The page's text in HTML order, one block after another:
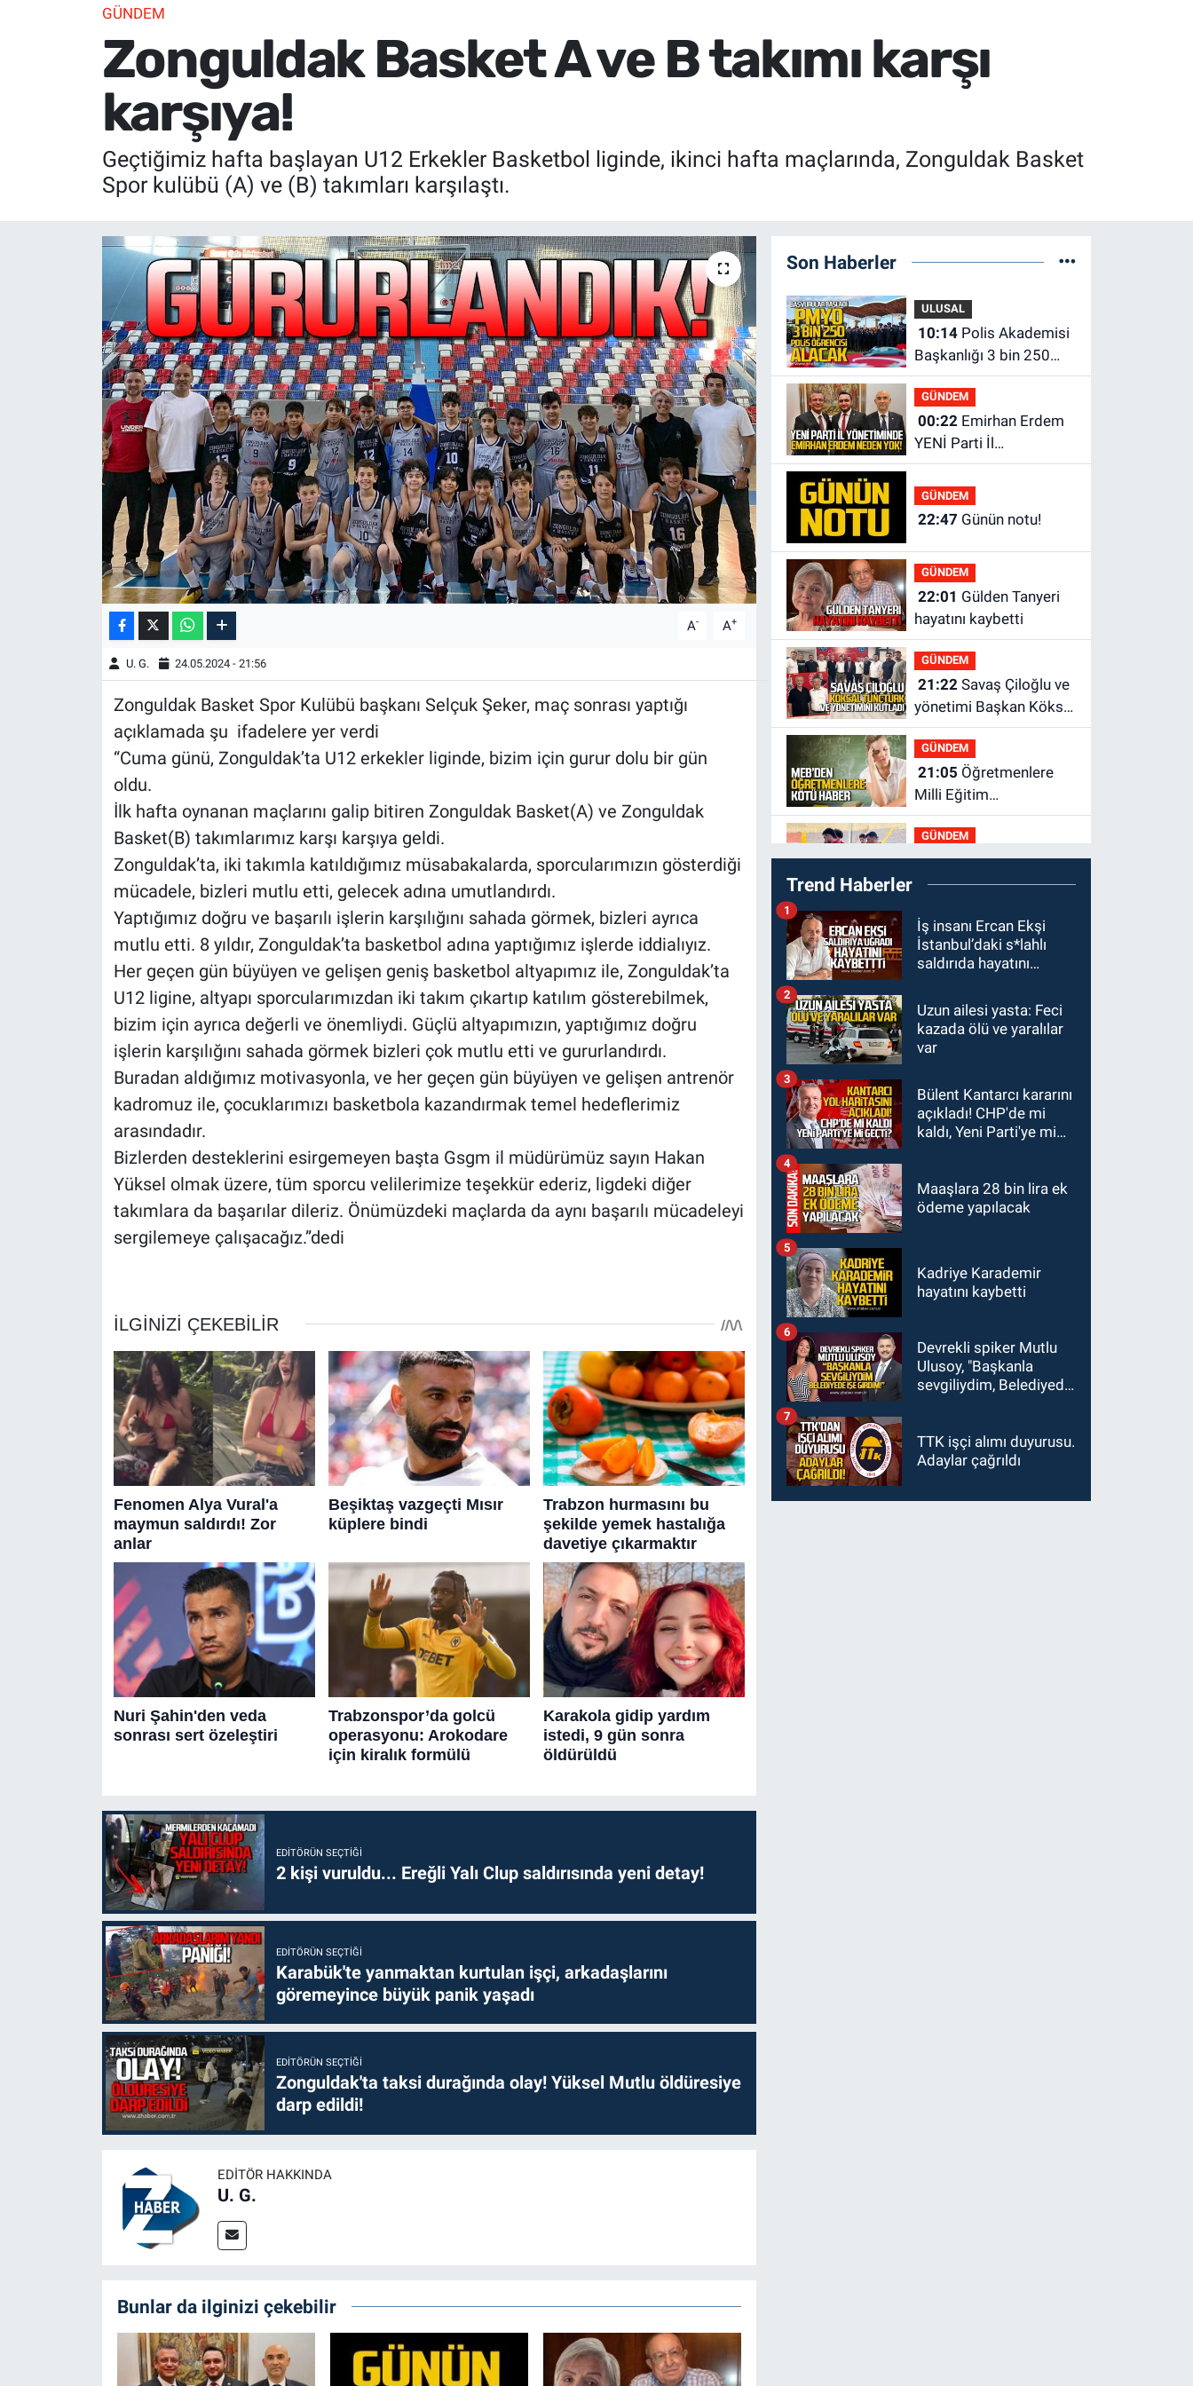
GÜNDEM
Zonguldak Basket A ve B takımı karşı
karşıya!
Geçtiğimiz hafta başlayan U12 Erkekler Basketbol liginde, ikinci hafta maçlarında, Zonguldak Basket
Spor kulübü (A) ve (B) takımları karşılaştı.
A- A+
U. G. 24.05.2024 - 21:56
Zonguldak Basket Spor Kulübü başkanı Selçuk Şeker, maç sonrası yaptığı
açıklamada şu ifadelere yer verdi
“Cuma günü, Zonguldak’ta U12 erkekler liginde, bizim için gurur dolu bir gün
oldu.
İlk hafta oynanan maçlarını galip bitiren Zonguldak Basket(A) ve Zonguldak
Basket(B) takımlarımız karşı karşıya geldi.
Zonguldak’ta, iki takımla katıldığımız müsabakalarda, sporcularımızın gösterdiği
mücadele, bizleri mutlu etti, gelecek adına umutlandırdı.
Yaptığımız doğru ve başarılı işlerin karşılığını sahada görmek, bizleri ayrıca
mutlu etti. 8 yıldır, Zonguldak’ta basketbol adına yaptığımız işlerde iddialıyız.
Her geçen gün büyüyen ve gelişen geniş basketbol altyapımız ile, Zonguldak’ta
U12 ligine, altyapı sporcularımızdan iki takım çıkartıp katılım gösterebilmek,
bizim için ayrıca değerli ve önemliydi. Güçlü altyapımızın, yaptığımız doğru
işlerin karşılığını sahada görmek bizleri çok mutlu etti ve gururlandırdı.
Buradan aldığımız motivasyonla, ve her geçen gün büyüyen ve gelişen antrenör
kadromuz ile, çocuklarımızı basketbola kazandırmak temel hedeflerimiz
arasındadır.
Bizlerden desteklerini esirgemeyen başta Gsgm il müdürümüz sayın Hakan
Yüksel olmak üzere, tüm sporcu velilerimize teşekkür ederiz, ligdeki diğer
takımlara da başarılar dileriz. Önümüzdeki maçlarda da aynı başarılı mücadeleyi
sergilemeye çalışacağız.”dedi
EDITÖRÜN SEÇTIĞI
2 kişi vuruldu... Ereğli Yalı Clup saldırısında yeni detay!
EDITÖRÜN SEÇTIĞI
Karabük'te yanmaktan kurtulan işçi, arkadaşlarını
göremeyince büyük panik yaşadı
EDITÖRÜN SEÇTIĞI
Zonguldak'ta taksi durağında olay! Yüksel Mutlu öldüresiye
darp edildi!
EDITÖR HAKKINDA
U. G.
Bunlar da ilginizi çekebilir
Son Haberler
ULUSAL
10:14Polis Akademisi
Başkanlığı 3 bin 250
polis öğrencisi alacak.
GÜNDEM
00:22Emirhan Erdem
YENİ Parti İl
yönetiminden neden
yok?
GÜNDEM
22:47 Günün notu!
GÜNDEM
22:01
hayatını kaybetti
GÜNDEM
21:22Savaş Çiloğlu ve
yönetimi Başkan Köksal
Tunçtürk’ü kutladı
GÜNDEM
21:05
Milli Eğitim
Bakanlığı'ndan kötü
haber
GÜNDEM
19:34Zonguldakspor
Bolu'da 3 hazırlık maçı
rakipler...
GÜNDEM
19:27Çaycuma
ırmağında görüldü:
yaşadı
GÜNDEM
19:12TMO kabuklu
fındık alım fiyatlarını
GÜNDEM
18:52Zonguldak'ta
pitbul köpek anne ve
Tedavi altındalar
Trend Haberler
İş insanı Ercan Ekşi
İstanbul’daki s*lahlı
saldırıda hayatını
1
Uzun ailesi yasta: Feci
kazada ölü ve yaralılar
var
2
Bülent Kantarcı kararını
açıkladı! CHP'de mi
kaldı, Yeni Parti'ye mi
3
Maaşlara 28 bin lira ek
ödeme yapılacak
4
Kadriye Karademir
hayatını kaybetti
5
Devrekli spiker Mutlu
Ulusoy, "Başkanla
sevgiliydim, Belediyede
6
TTK işçi alımı duyurusu.
Adaylar çağrıldı
7